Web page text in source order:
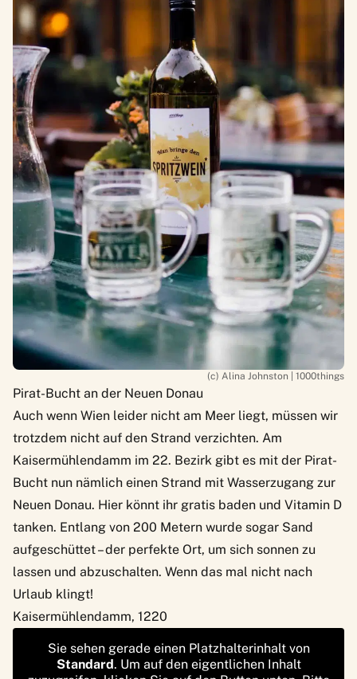
(c) Alina Johnston | 1000things
Pirat-Bucht an der Neuen Donau
Auch wenn Wien leider nicht am Meer liegt, müssen wir
trotzdem nicht auf den Strand verzichten. Am
Kaisermühlendamm im 22. Bezirk gibt es mit der Pirat-
Bucht nun nämlich einen Strand mit Wasserzugang zur
Neuen Donau. Hier könnt ihr gratis baden und Vitamin D
tanken. Entlang von 200 Metern wurde sogar Sand
aufgeschüttet – der perfekte Ort, um sich sonnen zu
lassen und abzuschalten. Wenn das mal nicht nach
Urlaub klingt!
Kaisermühlendamm, 1220
Sie sehen gerade einen Platzhalterinhalt von
Standard. Um auf den eigentlichen Inhalt